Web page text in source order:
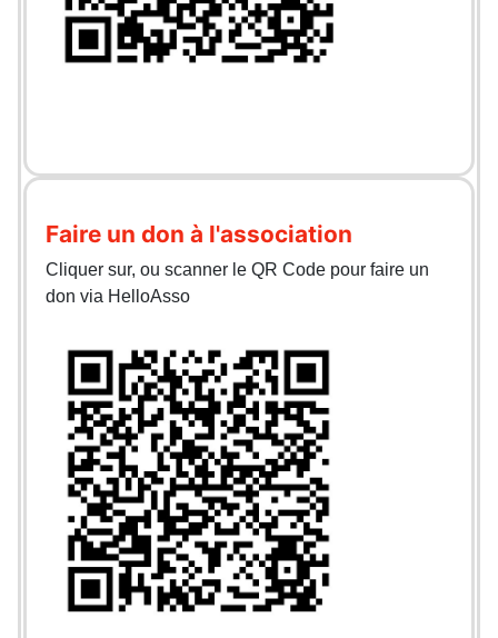
Faire un don à l'association
Cliquer sur, ou scanner le QR Code pour faire un
don via HelloAsso